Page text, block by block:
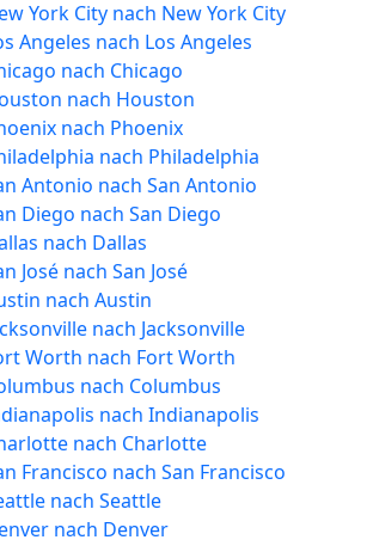
York City nach New York City
Angeles nach Los Angeles
nach Chicago
nach Houston
nach Phoenix
nach Philadelphia
Antonio nach San Antonio
Diego nach San Diego
nach Dallas
José nach San José
nach Austin
nach Jacksonville
Worth nach Fort Worth
nach Columbus
nach Indianapolis
nach Charlotte
Francisco nach San Francisco
nach Seattle
nach Denver